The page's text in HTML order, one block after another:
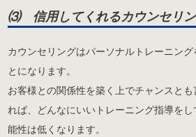
⑶ 信用してくれるカウンセリ
カウンセリングはパーソナルトレーニン
とになります。
お客様との関係性を築く上でチャンスと
れば、どんなにいいトレーニング指導を
能性は低くなります。